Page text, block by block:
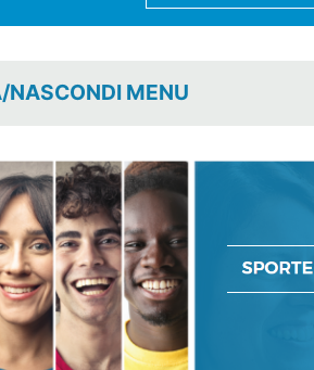
NASCONDI MENU